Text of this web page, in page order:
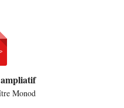
Monod